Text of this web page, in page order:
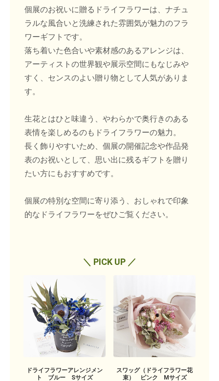
個展のお祝いに贈るドライフラワーは、ナチュ
ラルな風合いと洗練された雰囲気が魅力のフラ
ワーギフトです。
落ち着いた色合いや素材感のあるアレンジは、
アーティストの世界観や展示空間にもなじみや
すく、センスのよい贈り物として人気がありま
す。
生花とはひと味違う、やわらかで奥行きのある
表情を楽しめるのもドライフラワーの魅力。
長く飾りやすいため、個展の開催記念や作品発
表のお祝いとして、思い出に残るギフトを贈り
たい方にもおすすめです。
個展の特別な空間に寄り添う、おしゃれで印象
的なドライフラワーをぜひご覧ください。
＼ PICK UP ／
ドライフラワーアレンジメン
ト ブルー Sサイズ
スワッグ（ドライフラワー花
束） ピンク Mサイズ